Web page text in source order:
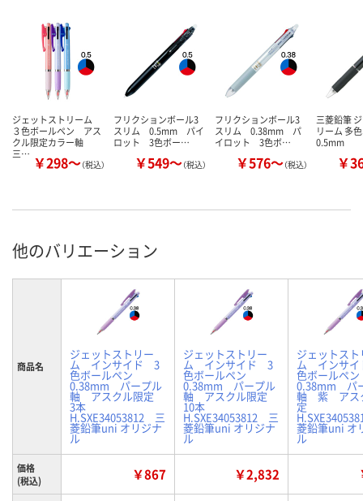
ジェットストリーム
３色ボールペン アス
クル限定カラー軸
三… ￥298～（税込）
フリクションボール3
スリム 0.5mm パイ
ロット 3色ボー…
￥549～（税込）
フリクションボール3
スリム 0.38mm パ
イロット 3色ボ…
￥576～（税込）
三菱鉛筆
リーム 多
0.5mm
￥
他のバリエーション
商品名
ジェットストリー
ム インサイド 3
色ボールペン
0.38mm パープル
軸 アスクル限定
3本
H.SXE34053812 三
菱鉛筆uni オリジナ
ル
ジェットストリー
ム インサイド 3
色ボールペン
0.38mm パープル
軸 アスクル限定
10本
H.SXE34053812 三
菱鉛筆uni オリジナ
ル
ジェットスト
ム インサ
色ボールペ
0.38mm パ
軸 紫 アス
定
菱鉛筆uni オ
ル
価格
(税込)
￥867 ￥2,832